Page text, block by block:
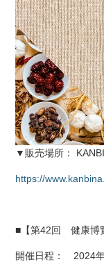
▼販売場所：
https://
■ 【第42回 健康博
開催日程： 2024